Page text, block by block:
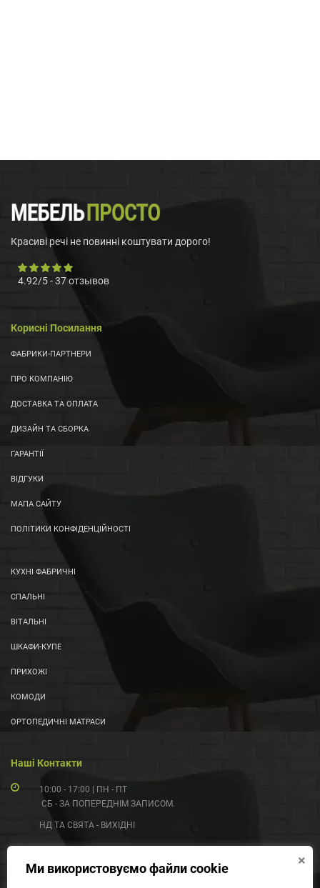
Красиві речі не повинні коштувати дорого!
4.92/5-37отзывов
Корисні Посилання
ФАБРИКИ-ПАРТНЕРИ
ПРО КОМПАНІЮ
ДОСТАВКА ТА ОПЛАТА
ДИЗАЙН ТА СБОРКА
ГАРАНТІЇ
ВІДГУКИ
МАПА САЙТУ
ПОЛІТИКИ КОНФІДЕНЦІЙНОСТІ
КУХНІ ФАБРИЧНІ
СПАЛЬНІ
ВІТАЛЬНІ
ШКАФИ-КУПЕ
ПРИХОЖІ
КОМОДИ
ОРТОПЕДИЧНІ МАТРАСИ
Наші Контакти
10:00 - 17:00 | ПН - ПТ
СБ - ЗА ПОПЕРЕДНІМ ЗАПИСОМ.
НД ТА СВЯТА - ВИХІДНІ
(095) 431-03-33
×
Ми використовуємо файли cookie